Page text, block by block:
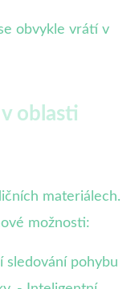
obvykle vrátí v
oblasti
materiálech.
možnosti:
sledování pohybu